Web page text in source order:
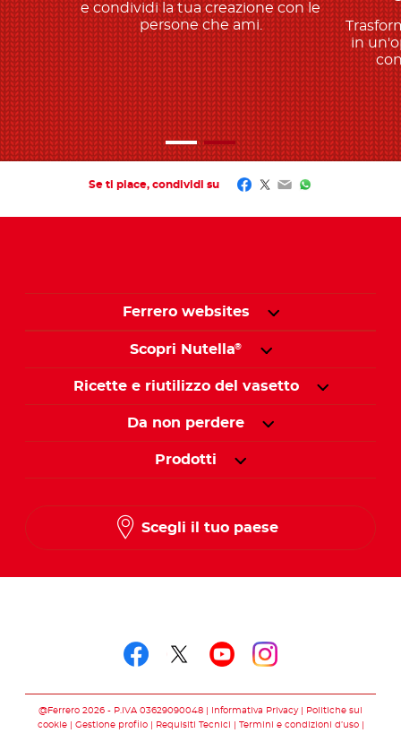
e condividi la tua creazione con le
persone che ami.
in
Se ti piace, condividi su Facebook
Twitter
EmailWhatsApp
Ferrero websites
Scopri Nutella®
Ricette e riutilizzo del vasetto
Da non perdere
Prodotti
Scegli il tuo paese
@Ferrero 2026 - P.IVA 03629090048 Informativa Privacy
Politiche sui
cookie
Gestione profilo Requisiti Tecnici
Termini e condizioni d’uso